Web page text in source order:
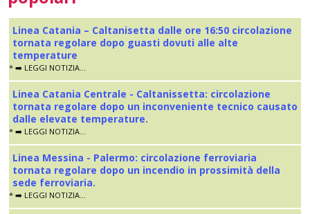
Linea Catania – Caltanisetta dalle ore 16:50 circolazione
tornata regolare dopo guasti dovuti alle alte
temperature
* ➡️ LEGGI NOTIZIA...
Linea Catania Centrale - Caltanissetta: circolazione
tornata regolare dopo un inconveniente tecnico causato
dalle elevate temperature.
* ➡️ LEGGI NOTIZIA...
Linea Messina - Palermo: circolazione ferroviaria
tornata regolare dopo un incendio in prossimità della
sede ferroviaria.
* ➡️ LEGGI NOTIZIA...